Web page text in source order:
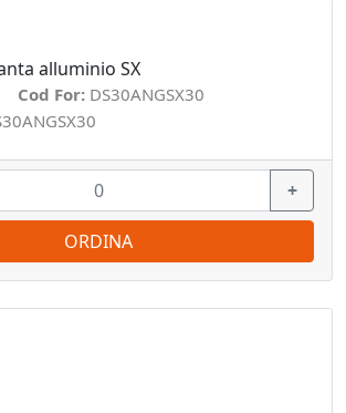
alluminio SX
Cod For: DS30ANGSX30
+
ORDINA